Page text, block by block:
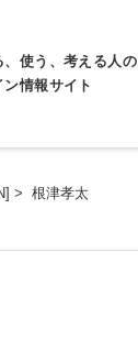
、使う、考える人の
ン情報サイト
> 根津孝太